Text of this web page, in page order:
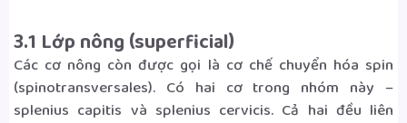
3.1 Lớp nông (superficial)
Các cơ nông còn được gọi là cơ chế chuyển hóa spin
(spinotransversales). Có hai cơ trong nhóm này –
splenius capitis và splenius cervicis. Cả hai đều liên